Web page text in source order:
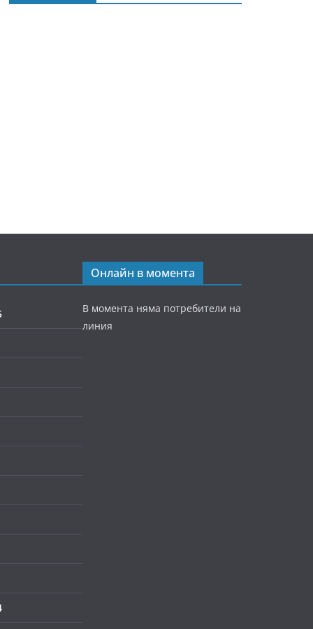
Онлайн в момента
В момента няма потребители на
линия